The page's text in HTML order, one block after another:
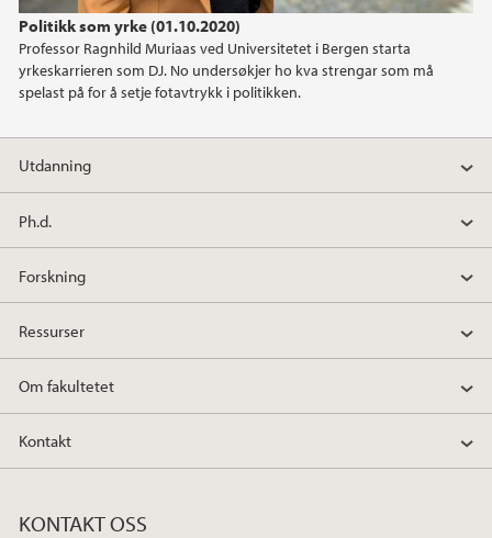
Politikk som yrke (01.10.2020)
Professor Ragnhild Muriaas ved Universitetet i Bergen starta
yrkeskarrieren som DJ. No undersøkjer ho kva strengar som må
spelast på for å setje fotavtrykk i politikken.
Utdanning
Ph.d.
Forskning
Ressurser
Om fakultetet
Kontakt
KONTAKT OSS